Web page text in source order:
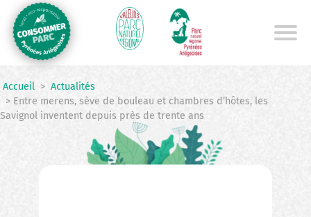
contenu
principal
Accueil > Actualités
> Entre merens, sève de bouleau et chambres d’hôtes, les
Savignol inventent depuis près de trente ans